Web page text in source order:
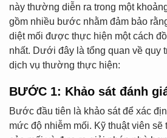
này thường diễn ra trong một
gồm nhiều bước nhằm đảm bảo
diệt mối được thực hiện một cách
nhất. Dưới đây là tổng quan về quy
dịch vụ thường thực hiện:
BƯỚC 1: Khảo sát đánh
Bước đầu tiên là khảo sát để xác
mức độ nhiễm mối. Kỹ thuật viên sẽ